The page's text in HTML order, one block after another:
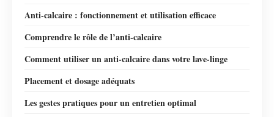
Anti-calcaire : fonctionnement et utilisation efficace
Comprendre le rôle de l’anti-calcaire
Comment utiliser un anti-calcaire dans votre lave-linge
Placement et dosage adéquats
Les gestes pratiques pour un entretien optimal